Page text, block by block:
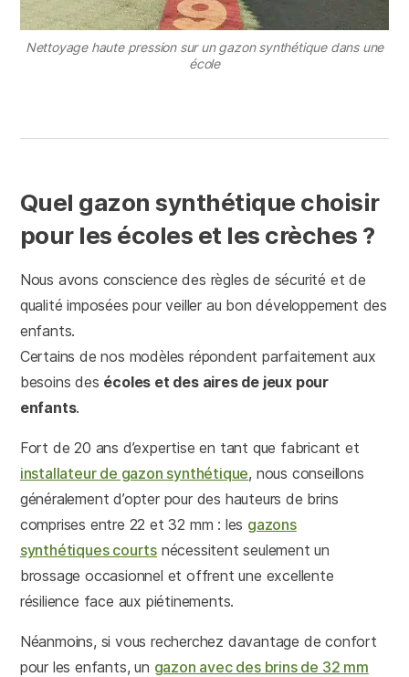
Nettoyage haute pression sur un gazon synthétique dans une
école
Quel gazon synthétique choisir
pour les écoles et les crèches ?
Nous avons conscience des règles de sécurité et de
qualité imposées pour veiller au bon développement des
enfants.
Certains de nos modèles répondent parfaitement aux
besoins des écoles et des aires de jeux pour
enfants.
Fort de 20 ans d’expertise en tant que fabricant et
installateur de gazon synthétique, nous conseillons
généralement d’opter pour des hauteurs de brins
comprises entre 22 et 32 mm : les gazons
synthétiques courts nécessitent seulement un
brossage occasionnel et offrent une excellente
résilience face aux piétinements.
Néanmoins, si vous recherchez davantage de confort
pour les enfants, un gazon avec des brins de 32 mm